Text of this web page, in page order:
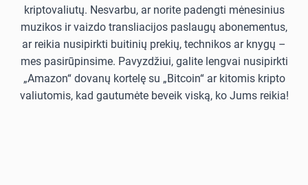
kriptovaliutų. Nesvarbu, ar norite padengti mėnesinius
muzikos ir vaizdo transliacijos paslaugų abonementus,
ar reikia nusipirkti buitinių prekių, technikos ar knygų –
mes pasirūpinsime. Pavyzdžiui, galite lengvai nusipirkti
„Amazon“ dovanų kortelę su „Bitcoin“ ar kitomis kripto
valiutomis, kad gautumėte beveik viską, ko Jums reikia!